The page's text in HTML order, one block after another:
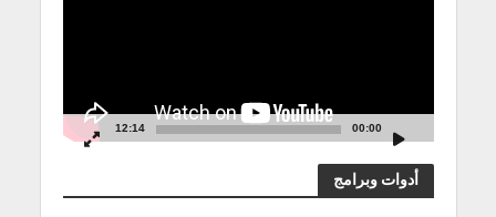
00:00
12:14
أدوات وبرامج